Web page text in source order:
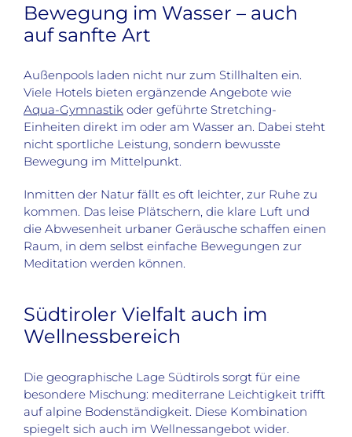
Bewegung im Wasser – auch
auf sanfte Art
Außenpools laden nicht nur zum Stillhalten ein.
Viele Hotels bieten ergänzende Angebote wie
Aqua-Gymnastikoder geführte Stretching-
Einheiten direkt im oder am Wasser an. Dabei steht
nicht sportliche Leistung, sondern bewusste
Bewegung im Mittelpunkt.
Inmitten der Natur fällt es oft leichter, zur Ruhe zu
kommen. Das leise Plätschern, die klare Luft und
die Abwesenheit urbaner Geräusche schaffen einen
Raum, in dem selbst einfache Bewegungen zur
Meditation werden können.
Südtiroler Vielfalt auch im
Wellnessbereich
Die geographische Lage Südtirols sorgt für eine
besondere Mischung: mediterrane Leichtigkeit trifft
auf alpine Bodenständigkeit. Diese Kombination
spiegelt sich auch im Wellnessangebot wider.